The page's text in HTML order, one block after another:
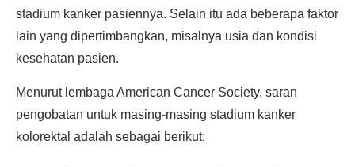
stadium kanker pasiennya. Selain itu ada beberapa faktor
lain yang dipertimbangkan, misalnya usia dan kondisi
kesehatan pasien.
Menurut lembaga American Cancer Society, saran
pengobatan untuk masing-masing stadium kanker
kolorektal adalah sebagai berikut: